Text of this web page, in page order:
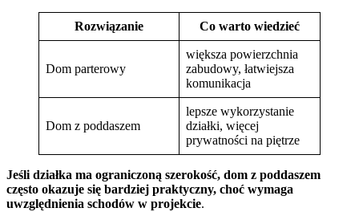
Rozwiązanie Co warto wiedzieć
Dom parterowy
większa powierzchnia
zabudowy, łatwiejsza
komunikacja
Dom z poddaszem
lepsze wykorzystanie
działki, więcej
prywatności na piętrze
Jeśli działka ma ograniczoną szerokość, dom z poddaszem
często okazuje się bardziej praktyczny, choć wymaga
uwzględnienia schodów w projekcie.